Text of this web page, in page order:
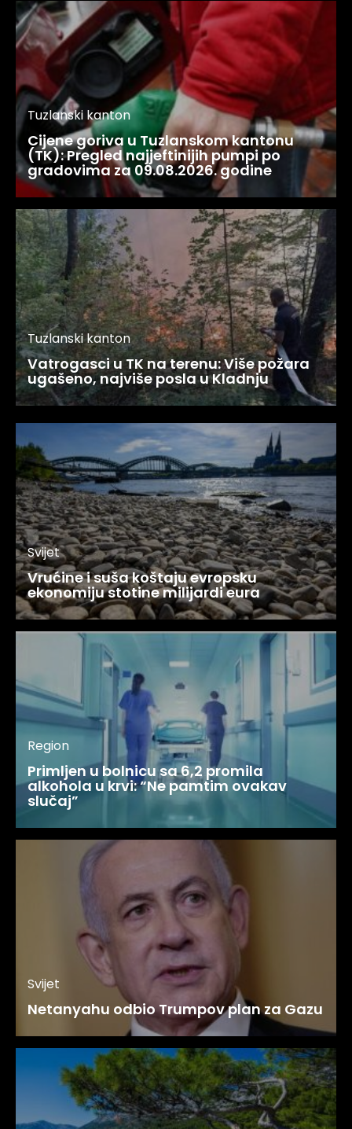
Tuzlanski kanton
Cijene goriva u Tuzlanskom kantonu
(TK): Pregled najjeftinijih pumpi po
gradovima za 09.08.2026. godine
Tuzlanski kanton
Vatrogasci u TK na terenu: Više požara
ugašeno, najviše posla u Kladnju
Svijet
Vrućine i suša koštaju evropsku
ekonomiju stotine milijardi eura
Region
Primljen u bolnicu sa 6,2 promila
alkohola u krvi: “Ne pamtim ovakav
slučaj”
Svijet
Netanyahu odbio Trumpov plan za Gazu